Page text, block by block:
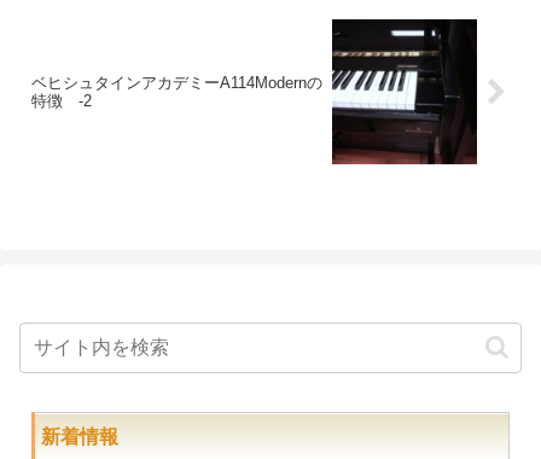
ベヒシュタインアカデミーA114Modernの
特徴 -2
新着情報